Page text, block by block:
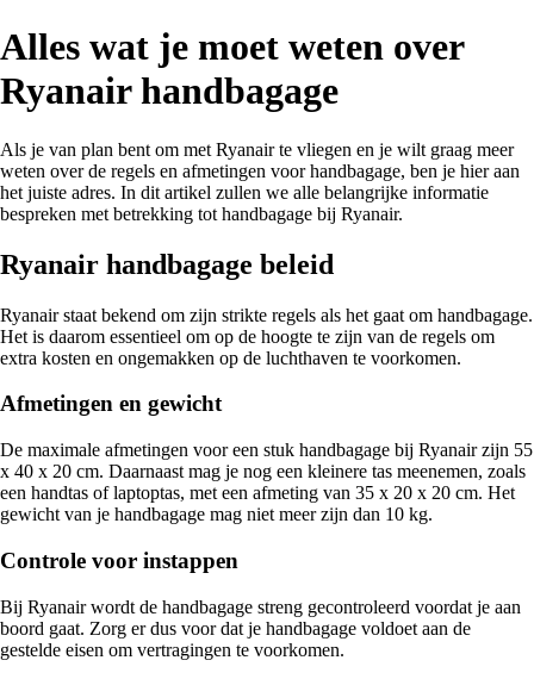
Alles wat je moet weten over
Ryanair handbagage
Als je van plan bent om met Ryanair te vliegen en je wilt graag meer
weten over de regels en afmetingen voor handbagage, ben je hier aan
het juiste adres. In dit artikel zullen we alle belangrijke informatie
bespreken met betrekking tot handbagage bij Ryanair.
Ryanair handbagage beleid
Ryanair staat bekend om zijn strikte regels als het gaat om handbagage.
Het is daarom essentieel om op de hoogte te zijn van de regels om
extra kosten en ongemakken op de luchthaven te voorkomen.
Afmetingen en gewicht
De maximale afmetingen voor een stuk handbagage bij Ryanair zijn 55
x 40 x 20 cm. Daarnaast mag je nog een kleinere tas meenemen, zoals
een handtas of laptoptas, met een afmeting van 35 x 20 x 20 cm. Het
gewicht van je handbagage mag niet meer zijn dan 10 kg.
Controle voor instappen
Bij Ryanair wordt de handbagage streng gecontroleerd voordat je aan
boord gaat. Zorg er dus voor dat je handbagage voldoet aan de
gestelde eisen om vertragingen te voorkomen.